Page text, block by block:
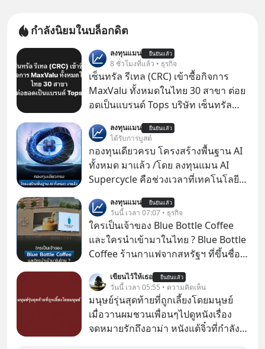
กำลังนิยมในบล็อกดิต
ลงทุนแมน ยืนยันแล้ว
8 ชั่วโมงที่แล้ว • ธุรกิจ
เซ็นทรัล รีเทล (CRC) เข้าซื้อกิจการ
MaxValu ทั้งหมดในไทย 30 สาขา ต่อย
อดเป็นแบรนด์ Tops บริษัท เซ็นทรัล
CRC แจ้งตลาดหลักทรัพย์ฯ ว่า บริษัท
เซ็นทรัล ฟู้ด รีเทล จำกัด (CFR) ซึ่งเป็น
บริษัทย่อยที่ CRC ถือหุ้นทั้งทางตรงและ
ทางอ้อม 100%
ลงทุนแมน ยืนยันแล้ว
ได้รับการบูสต์
กองทุนเดียวครบ โครงสร้างพื้นฐาน AI
ทั้งหมด มาแล้ว /โดย ลงทุนแมน AI
Supercycle คือช่วงเวลาที่เทคโนโลยี
เคลื่อนหลัก ของการเติบโตทาง
เศรษฐกิจ และวิถีชีวิตของผู้คนอย่าง
ยาวนานต่อจากนี้
ลงทุนแมน ยืนยันแล้ว
วันนี้ เวลา 07:07 • ธุรกิจ
ใครเป็นเจ้าของ Blue Bottle Coffee
และใครนำเข้ามาในไทย ? Blue Bottle
Coffee ร้านกาแฟจากสหรัฐฯ ที่ขึ้นชื่อ
แรกในประเทศไทย ที่ Central Park
เขียนไว้ให้เธอ ยืนยันแล้ว
วันนี้ เวลา 05:55 • ความคิดเห็น
มนุษย์รุ่นสุดท้ายที่ถูกเลี้ยงโดยมนุษย์
เมื่อวานผมชวนเพื่อนๆไปดูหนังเรื่อง
จดหมายรักถึงอาม่า หนังแต้จิ๋วที่กำลัง